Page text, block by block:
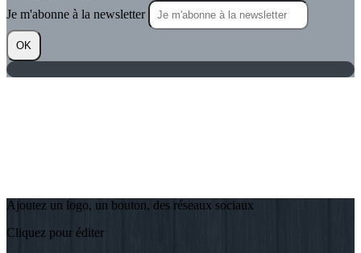
Je m'abonne à la newsletter
OK
Ajoutez un logo, un bouton, des réseaux sociaux
Cliquez pour éditer